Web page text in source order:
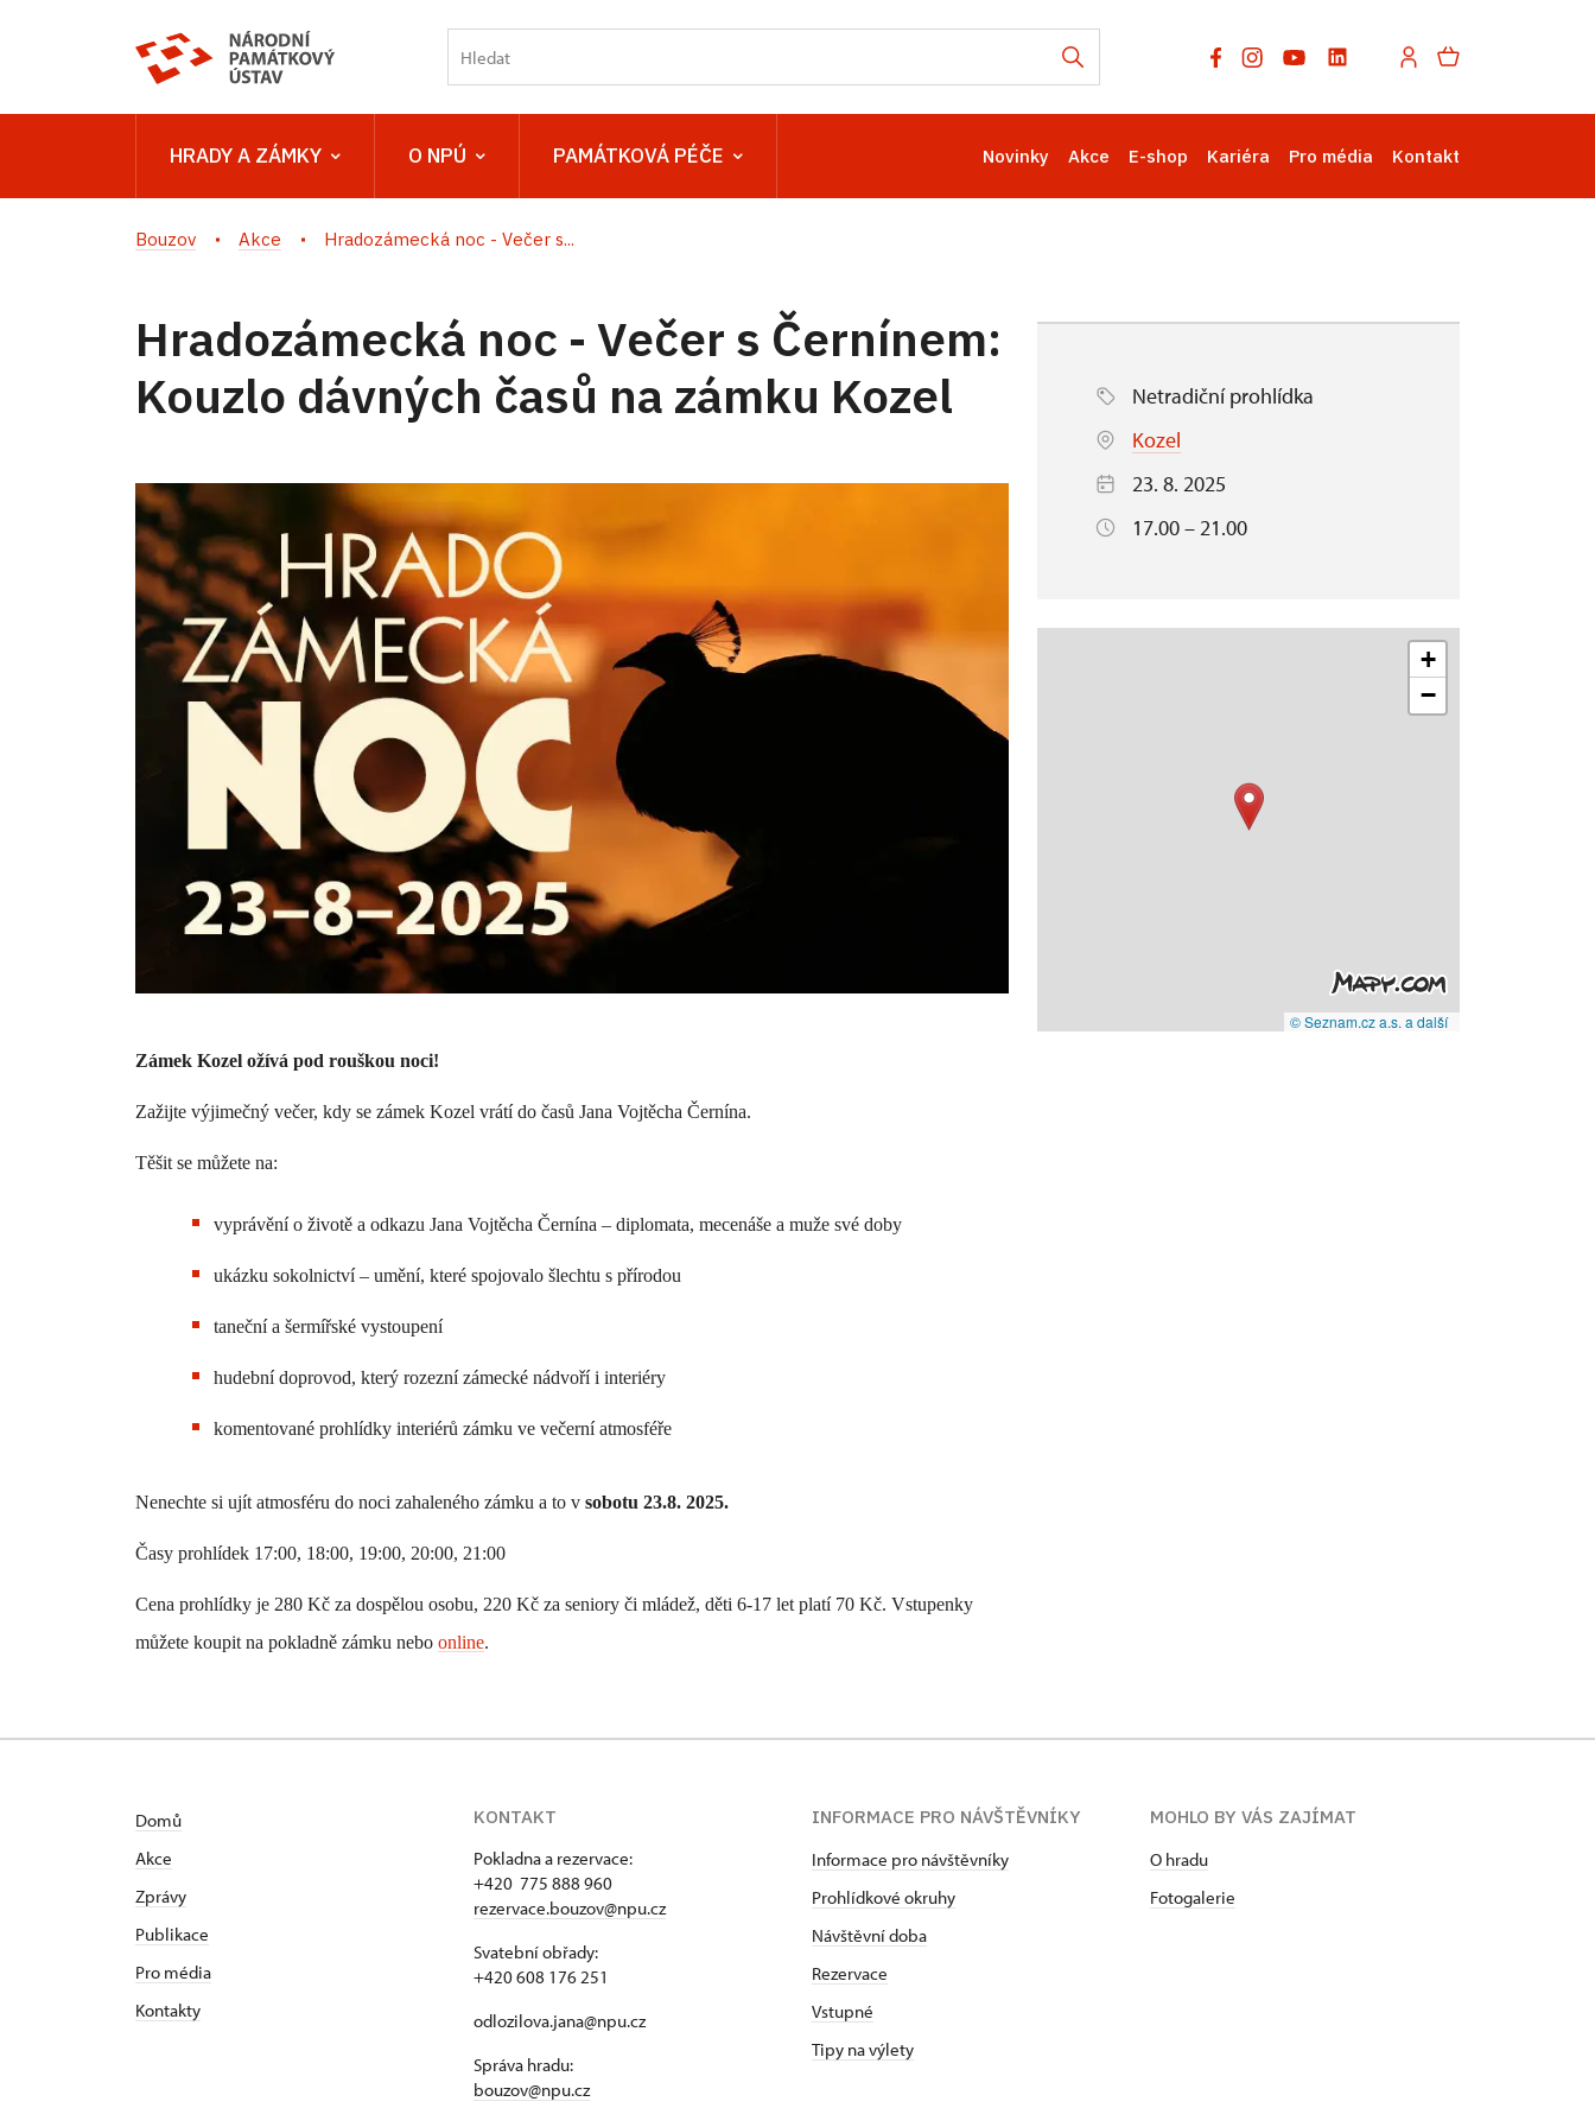
HRADY A ZÁMKY O NPÚ PAMÁTKOVÁ PÉČE Novinky Akce E-shop Kariéra Pro média Kontakt
Bouzov Akce Hradozámecká noc - Večer s...
Hradozámecká noc - Večer s Černínem:
Kouzlo dávných časů na zámku Kozel
Zámek Kozel ožívá pod rouškou noci!
Zažijte výjimečný večer, kdy se zámek Kozel vrátí do časů Jana Vojtěcha Černína.
Těšit se můžete na:
vyprávění o životě a odkazu Jana Vojtěcha Černína – diplomata, mecenáše a muže své doby
ukázku sokolnictví – umění, které spojovalo šlechtu s přírodou
taneční a šermířské vystoupení
hudební doprovod, který rozezní zámecké nádvoří i interiéry
komentované prohlídky interiérů zámku ve večerní atmosféře
Nenechte si ujít atmosféru do noci zahaleného zámku a to v sobotu 23.8. 2025.
Časy prohlídek 17:00, 18:00, 19:00, 20:00, 21:00
Cena prohlídky je 280 Kč za dospělou osobu, 220 Kč za seniory či mládež, děti 6-17 let platí 70 Kč. Vstupenky
můžete koupit na pokladně zámku nebo online.
Netradiční prohlídka
Kozel
23. 8. 2025
17.00 – 21.00
+
−
© Seznam.cz a.s. a další
Domů
Akce
Zprávy
Publikace
Pro média
Kontakty
KONTAKT
Pokladna a rezervace:
+420 775 888 960
rezervace.bouzov@npu.cz
Svatební obřady:
+420 608 176 251
odlozilova.jana@npu.cz
Správa hradu:
bouzov@npu.cz
INFORMACE PRO NÁVŠTĚVNÍKY
Informace pro návštěvníky
Prohlídkové okruhy
Návštěvní doba
Rezervace
Vstupné
Tipy na výlety
MOHLO BY VÁS ZAJÍMAT
O hradu
Fotogalerie